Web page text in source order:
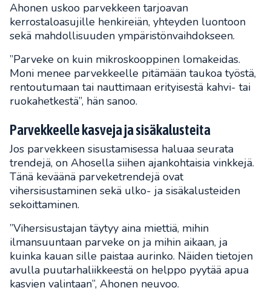
Ahonen uskoo parvekkeen tarjoavan
kerrostaloasujille henkireiän, yhteyden luontoon
sekä mahdollisuuden ympäristönvaihdokseen.
”Parveke on kuin mikroskooppinen lomakeidas.
Moni menee parvekkeelle pitämään taukoa työstä,
rentoutumaan tai nauttimaan erityisestä kahvi- tai
ruokahetkestä”, hän sanoo.
Parvekkeelle kasveja ja sisäkalusteita
Jos parvekkeen sisustamisessa haluaa seurata
trendejä, on Ahosella siihen ajankohtaisia vinkkejä.
Tänä keväänä parveketrendejä ovat
vihersisustaminen sekä ulko- ja sisäkalusteiden
sekoittaminen.
”Vihersisustajan täytyy aina miettiä, mihin
ilmansuuntaan parveke on ja mihin aikaan, ja
kuinka kauan sille paistaa aurinko. Näiden tietojen
avulla puutarhaliikkeestä on helppo pyytää apua
kasvien valintaan”, Ahonen neuvoo.